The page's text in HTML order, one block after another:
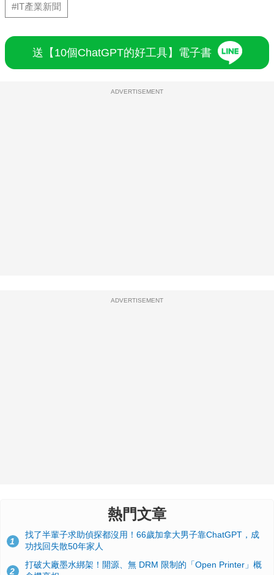
#IT產業新聞
送【10個ChatGPT的好工具】電子書
ADVERTISEMENT
ADVERTISEMENT
熱門文章
1
找了半輩子求助偵探都沒用！66歲加拿大男子靠ChatGPT，成
功找回失散50年家人
2
打破大廠墨水綁架！開源、無 DRM 限制的「Open Printer」概